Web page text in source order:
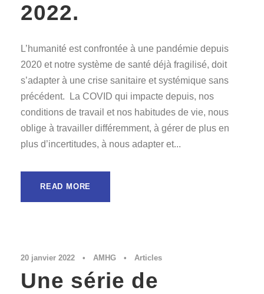
2022.
L’humanité est confrontée à une pandémie depuis
2020 et notre système de santé déjà fragilisé, doit
s’adapter à une crise sanitaire et systémique sans
précédent. La COVID qui impacte depuis, nos
conditions de travail et nos habitudes de vie, nous
oblige à travailler différemment, à gérer de plus en
plus d’incertitudes, à nous adapter et...
READ MORE
20 janvier 2022 • AMHG • Articles
Une série de